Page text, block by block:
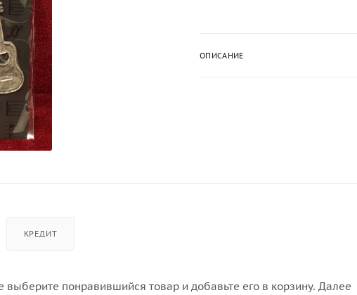
ОПИСАНИЕ
КРЕДИТ
понравившийся товар и добавьте его в корзину. Далее